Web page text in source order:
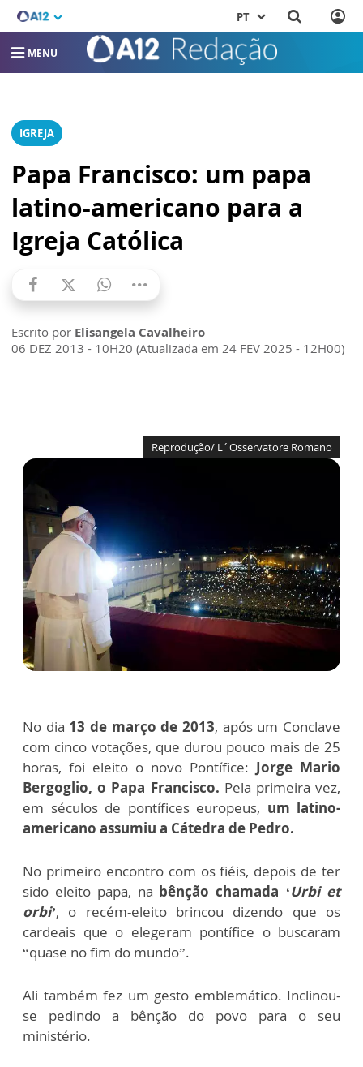
PT
MENU
IGREJA
Papa Francisco: um papa
latino-americano para a
Igreja Católica
Escrito por Elisangela Cavalheiro
06 DEZ 2013 - 10H20 (Atualizada em 24 FEV 2025 - 12H00)
Reprodução/ L´Osservatore Romano
No dia 13 de março de 2013, após um Conclave
com cinco votações, que durou pouco mais de 25
horas, foi eleito o novo Pontífice: Jorge Mario
Bergoglio, o Papa Francisco. Pela primeira vez,
em séculos de pontífices europeus, um latino-
americano assumiu a Cátedra de Pedro.
No primeiro encontro com os fiéis, depois de ter
sido eleito papa, na bênção chamada ‘Urbi et
orbi’, o recém-eleito brincou dizendo que os
cardeais que o elegeram pontífice o buscaram
“quase no fim do mundo”.
Ali também fez um gesto emblemático. Inclinou-
se pedindo a bênção do povo para o seu
ministério.